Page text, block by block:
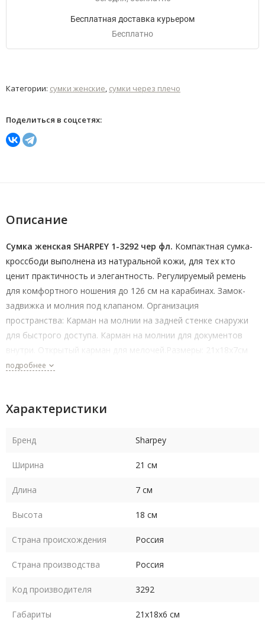
Бесплатная доставка курьером
Бесплатно
Категории: сумки женские, сумки через плечо
Поделиться в соцсетях:
Описание
Сумка женская SHARPEY 1-3292 чер фл. Компактная сумка-
кроссбоди выполнена из натуральной кожи, для тех кто
ценит практичность и элегантность. Регулируемый ремень
для комфортного ношения до 126 см на карабинах. Замок-
задвижка и молния под клапаном. Организация
пространства: Карман на молнии на задней стенке снаружи
для быстрого доступа. Карман на молнии для документов
внутри. Открытый карман для мелочей.Размеры: 21х18х7см
подробнее
Характеристики
Бренд Sharpey
Ширина 21 см
Длина 7 см
Высота 18 см
Страна происхождения Россия
Страна производства Россия
Код производителя 3292
Габариты 21х18х6 см